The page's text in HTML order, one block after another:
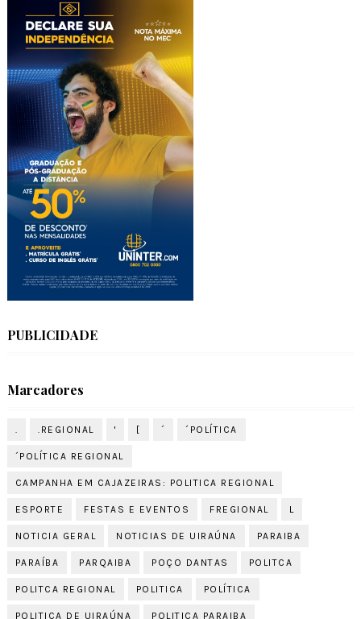
PUBLICIDADE
Marcadores
. .REGIONAL ' [ ´ ´POLÍTICA
´POLÍTICA REGIONAL
CAMPANHA EM CAJAZEIRAS: POLITICA REGIONAL
ESPORTE FESTAS E EVENTOS FREGIONAL L
NOTICIA GERAL NOTICIAS DE UIRAÚNA PARAIBA
PARAÍBA PARQAIBA POÇO DANTAS POLITCA
POLITCA REGIONAL POLITICA POLÍTICA
POLITICA DE UIRAÚNA POLITICA PARAIBA